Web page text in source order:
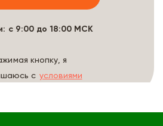
с 9:00 до 18:00 МСК
кнопку, я
с условиями